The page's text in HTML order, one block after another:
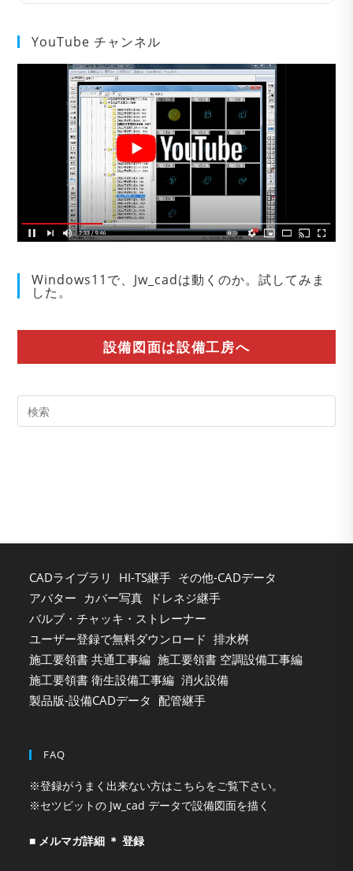
YouTube チャンネル
Windows11で、Jw_cadは動くのか。試してみま
した。
設備図面は設備工房へ
CADライブラリ HI-TS継手 その他-CADデータ
アバター カバー写真
ドレネジ継手
バルブ・チャッキ・ストレーナー
ユーザー登録で無料ダウンロード 排水桝
施工要領書 共通工事編 施工要領書 空調設備工事編
施工要領書 衛生設備工事編 消火設備
製品版-設備CADデータ 配管継手
FAQ
※登録がうまく出来ない方はこちらをご覧下さい。
※セツビットの Jw_cad データで設備図面を描く
■ メルマガ詳細 ＊ 登録